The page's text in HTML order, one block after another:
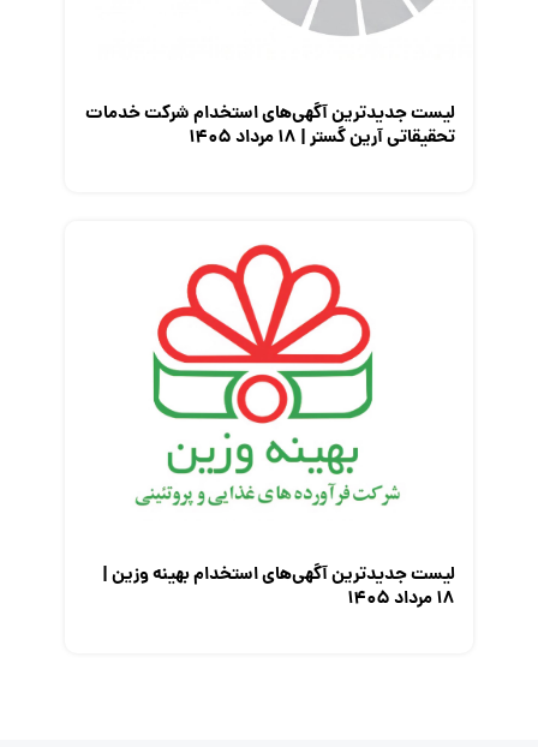
لیست جدیدترین آگهی‌های استخدام شرکت خدمات
تحقیقاتی آرین گستر | ۱۸ مرداد ۱۴۰۵
لیست جدیدترین آگهی‌های استخدام بهینه وزین |
۱۸ مرداد ۱۴۰۵